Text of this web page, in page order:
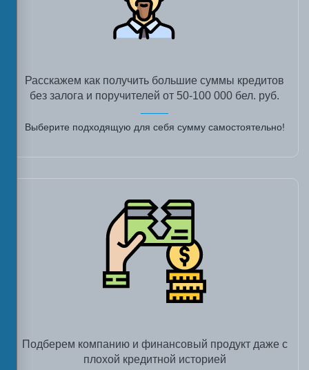
Расскажем как получить большие суммы кредитов
без залога и поручителей от 50-100 000 бел. руб.
Выберите подходящую для себя сумму самостоятельно!
Подберем компанию и финансовый продукт даже с
плохой кредитной историей